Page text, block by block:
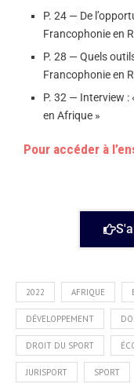
P. 24 — De
Francophonie en
P. 28 — Quels
Francophonie en
P. 32 — Interview :
en Afrique »
Pour accéder à
2022 AFRIQUE
DÉVELOPPEMENT
DROIT DU SPORT
JURISPORT SPORT